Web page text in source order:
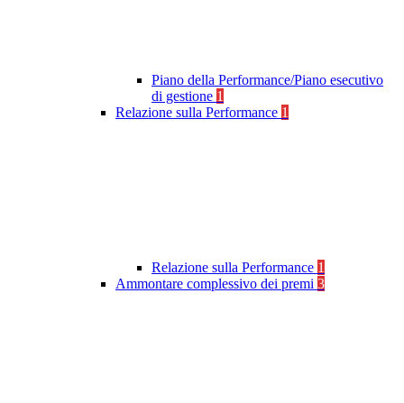
Piano della Performance/Piano esecutivo
di gestione 1
Relazione sulla Performance 1
Relazione sulla Performance 1
Ammontare complessivo dei premi 3